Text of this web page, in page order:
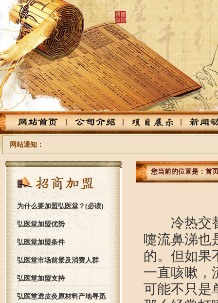
网站通知：
为什么要加盟弘医堂？(必读)
弘医堂加盟优势
弘医堂加盟条件
弘医堂市场前景及消费人群
弘医堂加盟支持
弘医堂透皮灸原材料产地寻觅
您当前的位置是： 首
冷热交替
嚏流鼻涕也
的。但如果
一直咳嗽，
可能不只是